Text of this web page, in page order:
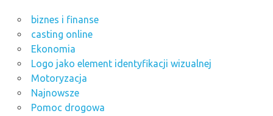
biznes i finanse
casting online
Ekonomia
Logo jako element identyfikacji wizualnej
Motoryzacja
Najnowsze
Pomoc drogowa